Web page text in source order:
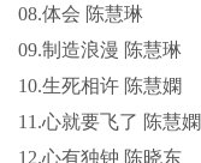
08.体会 陈慧琳
09.制造浪漫 陈慧琳
10.生死相许 陈慧嫻
11.心就要飞了 陈慧嫻
12.心有独钟 陈晓东